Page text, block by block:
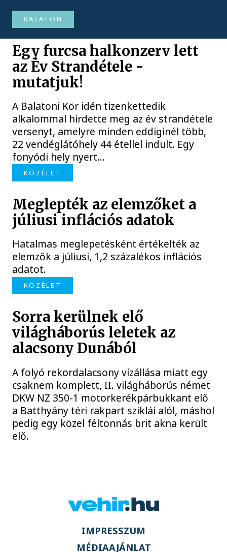
BALATON
Egy furcsa halkonzerv lett
az Év Strandétele -
mutatjuk!
A Balatoni Kör idén tizenkettedik
alkalommal hirdette meg az év strandétele
versenyt, amelyre minden eddiginél több,
22 vendéglátóhely 44 étellel indult. Egy
fonyódi hely nyert...
KÖZÉLET
Meglepték az elemzőket a
júliusi inflációs adatok
Hatalmas meglepetésként értékelték az
elemzők a júliusi, 1,2 százalékos inflációs
adatot.
KÖZÉLET
Sorra kerülnek elő
világháborús leletek az
alacsony Dunából
A folyó rekordalacsony vízállása miatt egy
csaknem komplett, II. világháborús német
DKW NZ 350-1 motorkerékpárbukkant elő
a Batthyány téri rakpart sziklái alól, máshol
pedig egy közel féltonnás brit akna került
elő.
IMPRESSZUM
MÉDIAAJÁNLAT